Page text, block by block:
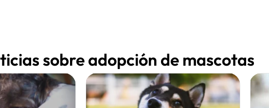
sobre adopción de mascotas